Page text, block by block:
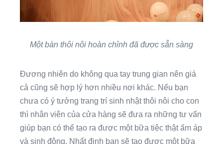
Một bàn thôi nôi hoàn chỉnh đã được sẵn sàng
Đương nhiên do không qua tay trung gian nên giá
cả cũng sẽ hợp lý hơn nhiều nơi khác. Nếu bạn
chưa có ý tưởng trang trí sinh nhật thôi nôi cho con
thì nhân viên của cửa hàng sẽ đưa ra những tư vấn
giúp bạn có thể tạo ra được một bữa tiệc thật ấm áp
và sinh động. Nhất định bạn sẽ tạo được một bữa